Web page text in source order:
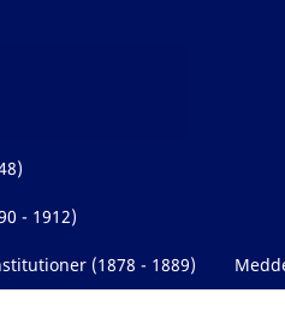
- 1912)
(1878 - 1889)